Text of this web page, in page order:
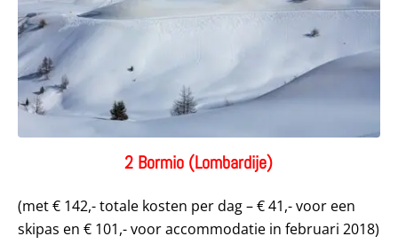
2 Bormio (Lombardije)
(met € 142,- totale kosten per dag – € 41,- voor een
skipas en € 101,- voor accommodatie in februari 2018)